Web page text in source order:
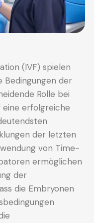
(IVF) spielen
Bedingungen der
Rolle bei
eine erfolgreiche
der letzten
von Time-
ermöglichen
der
die Embryonen